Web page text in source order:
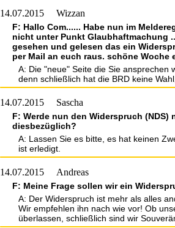
14.07.2015 Wizzan
F: Hallo Com...... Habe nun im
nicht unter Punkt Glaubhaftmachung
gesehen und gelesen das ein
per Mail an euch raus. schöne Woche
A: Die "neue" Seite die Sie ansprechen
denn schließlich hat die BRD keine
14.07.2015 Sascha
F: Werde nun den Widerspruch
diesbezüglich?
A: Lassen Sie es bitte, es hat keinen
ist erledigt.
14.07.2015 Andreas
F: Meine Frage sollen wir ein
A: Der Widerspruch ist mehr als alles
Wir empfehlen ihn nach wie vor! Ob
überlassen, schließlich sind wir